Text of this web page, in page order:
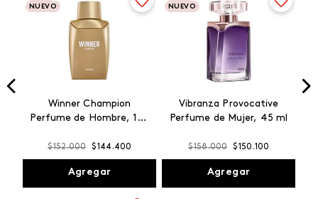
NUEVO
Winner Champion
Perfume de Hombre, 100
$152.000 $144 .400
Agregar
NUEVO
Vibranza Provocative
Perfume de Mujer, 45 ml
$158.000 $150 .100
Agregar